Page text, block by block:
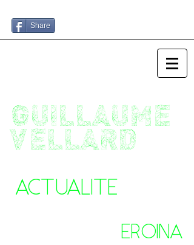
Share
GUILLAUME
VELLARD
ACTUALITE
EROINA